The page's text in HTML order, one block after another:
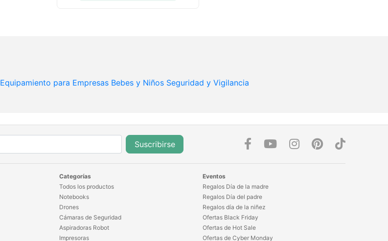
Equipamiento para Empresas Bebes y Niños Seguridad y Vigilancia
Suscribirse
Categorías
Todos los productos
Notebooks
Drones
Cámaras de Seguridad
Aspiradoras Robot
Impresoras
Eventos
Regalos Día de la madre
Regalos Día del padre
Regalos día de la niñez
Ofertas Black Friday
Ofertas de Hot Sale
Ofertas de Cyber Monday